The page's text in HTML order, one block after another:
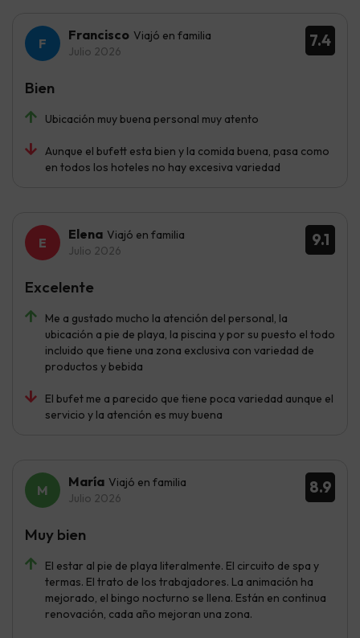
7.4
Francisco Viajó en familia
Julio 2026
Ubicación muy buena personal muy atento
Aunque el bufett esta bien y la comida buena, pasa como
en todos los hoteles no hay excesiva variedad
Bien
9.1
Elena Viajó en familia
Julio 2026
Me a gustado mucho la atención del personal, la
ubicación a pie de playa, la piscina y por su puesto el todo
incluido que tiene una zona exclusiva con variedad de
productos y bebida
El bufet me a parecido que tiene poca variedad aunque el
servicio y la atención es muy buena
Excelente
8.9
María Viajó en familia
Julio 2026
El estar al pie de playa literalmente. El circuito de spa y
termas. El trato de los trabajadores. La animación ha
mejorado, el bingo nocturno se llena. Están en continua
renovación, cada año mejoran una zona.
Muy bien